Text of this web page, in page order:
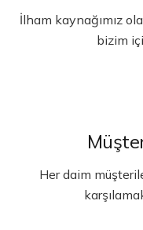
İlham kaynağımız
bizim
Her daim